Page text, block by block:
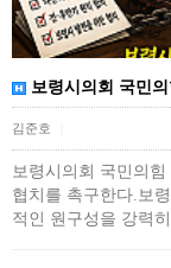
보령시의회 국민
김준호
보령시의회 국민의
협치를 촉구한다.보
적인 원구성을 강력